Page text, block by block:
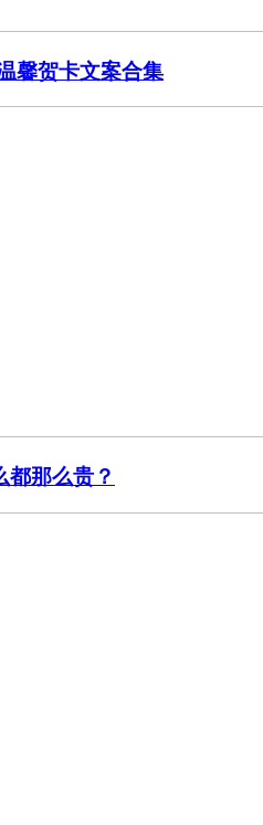
馨贺卡文案合集
都那么贵？